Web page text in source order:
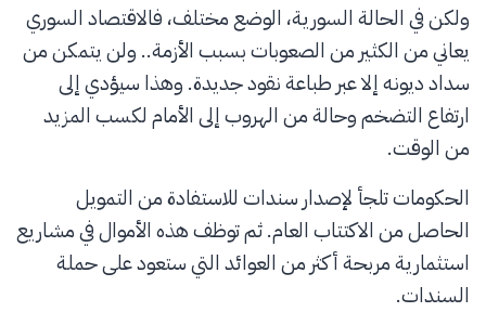
ولكن في الحالة السورية، الوضع مختلف، فالاقتصاد السوري
يعاني من الكثير من الصعوبات بسبب الأزمة.. ولن يتمكن من
سداد ديونه إلا عبر طباعة نقود جديدة. وهذا سيؤدي إلى
ارتفاع التضخم وحالة من الهروب إلى الأمام لكسب المزيد
من الوقت.
الحكومات تلجأ لإصدار سندات للاستفادة من التمويل
الحاصل من الاكتتاب العام. ثم توظف هذه الأموال في مشاريع
استثمارية مربحة أكثر من العوائد التي ستعود على حملة
السندات.